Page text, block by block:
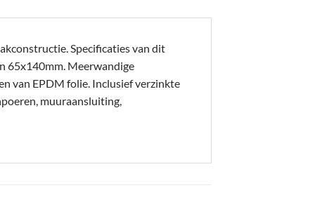
Specificaties van dit
65x140mm. Meerwandige
van EPDM folie. Inclusief verzinkte
muuraansluiting,